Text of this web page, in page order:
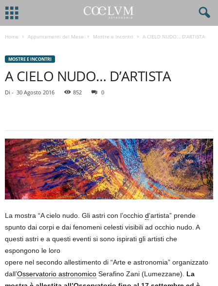
Home Appuntamenti del Mese Mostre e Incontri A CIELO NUDO… D’ARTISTA
MOSTRE E INCONTRI
A CIELO NUDO… D’ARTISTA
Di - 30 Agosto 2016 852 0
La mostra “A cielo nudo. Gli astri con l’occhio d’artista” prende
spunto dai corpi e dai fenomeni celesti visibili ad occhio nudo. A
questi astri e a questi eventi si sono ispirati gli artisti che
espongono le loro
opere nel secondo allestimento di “Arte e astronomia” organizzato
dall’Osservatorio astronomico Serafino Zani (Lumezzane). La